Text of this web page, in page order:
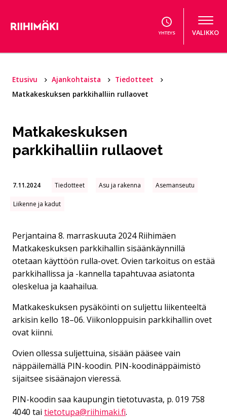
YHTEYS VALIKKO
Etusivu Ajankohtaista
Tiedotteet
Matkakeskuksen parkkihalliin rullaovet
Matkakeskuksen
parkkihalliin rullaovet
7.11.2024 Tiedotteet Asu ja rakenna Asemanseutu
Liikenne ja kadut
Perjantaina 8. marraskuuta 2024 Riihimäen
Matkakeskuksen parkkihallin sisäänkäynnillä
otetaan käyttöön rulla-ovet. Ovien tarkoitus on estää
parkkihallissa ja -kannella tapahtuvaa asiatonta
oleskelua ja kaahailua.
Matkakeskuksen pysäköinti on suljettu liikenteeltä
arkisin kello 18–06. Viikonloppuisin parkkihallin ovet
ovat kiinni.
Ovien ollessa suljettuina, sisään pääsee vain
näppäilemällä PIN-koodin. PIN-koodinäppäimistö
sijaitsee sisäänajon vieressä.
PIN-koodin saa kaupungin tietotuvasta, p. 019 758
4040 tai tietotupa@riihimaki.fi.